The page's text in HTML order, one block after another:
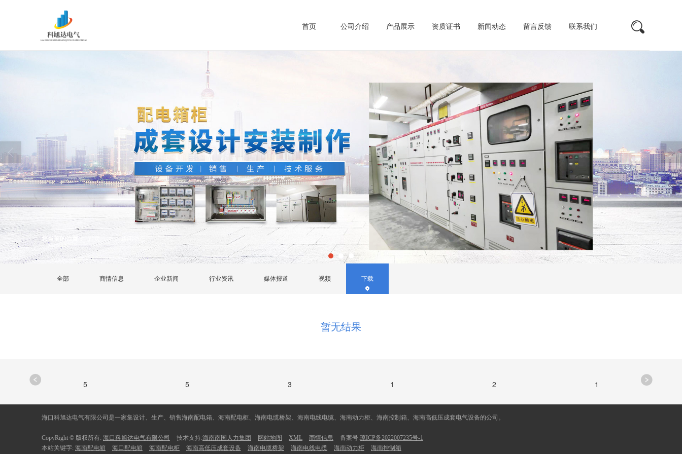
首页 公司介绍 产品展示 资质证书 新闻动态 留言反馈 联系我们
您当前的位置： > 新闻动态
全部 商情信息 企业新闻 行业资讯 媒体报道 视频 下载
暂无结果
5 5 3 1 2 1
海口科旭达电气有限公司是一家集设计、生产、销售海南配电箱、海南配电柜、海南电缆桥架、海南电线电缆、海南动力柜、海南控制箱、海南高低压成套电气设备的公司。
CopyRight © 版权所有: 海口科旭达电气有限公司 技术支持:海南南国人力集团 网站地图 XML 商情信息 备案号:琼ICP备2022007235号-1
本站关键字: 海南配电箱 海口配电箱 海南配电柜 海南高低压成套设备 海南电缆桥架 海南电线电缆 海南动力柜 海南控制箱